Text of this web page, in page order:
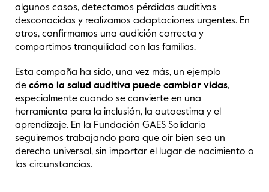
algunos casos, detectamos pérdidas auditivas
desconocidas y realizamos adaptaciones urgentes. En
otros, confirmamos una audición correcta y
compartimos tranquilidad con las familias.
Esta campaña ha sido, una vez más, un ejemplo
de cómo la salud auditiva puede cambiar vidas,
especialmente cuando se convierte en una
herramienta para la inclusión, la autoestima y el
aprendizaje. En la Fundación GAES Solidaria
seguiremos trabajando para que oír bien sea un
derecho universal, sin importar el lugar de nacimiento o
las circunstancias.